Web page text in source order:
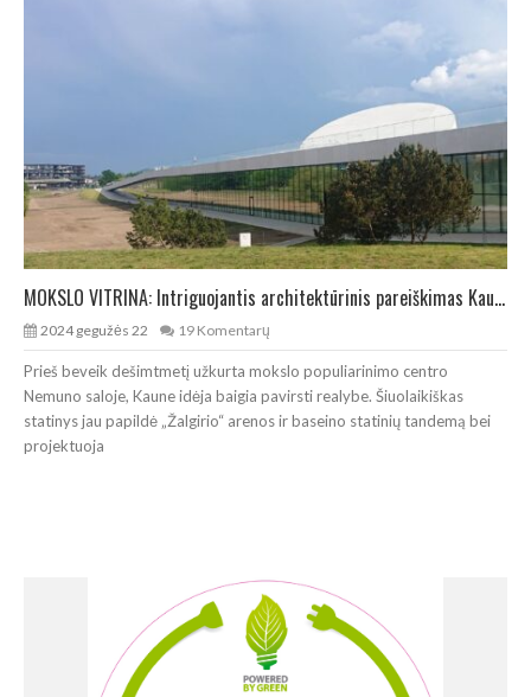
MOKSLO VITRINA: Intriguojantis architektūrinis pareiškimas Kauno Nemuno saloje
2024 gegužės 22 19 Komentarų
Prieš beveik dešimtmetį užkurta mokslo populiarinimo centro
Nemuno saloje, Kaune idėja baigia pavirsti realybe. Šiuolaikiškas
statinys jau papildė „Žalgirio“ arenos ir baseino statinių tandemą bei
projektuoja